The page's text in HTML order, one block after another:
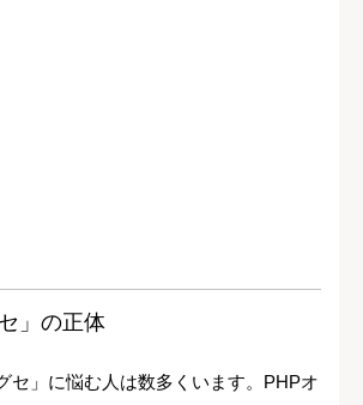
」の正体
」に悩む人は数多くいます。PHPオ